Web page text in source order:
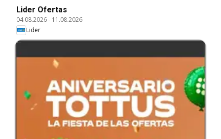
Lider Ofertas
04.08.2026- 11.08.2026
Lider